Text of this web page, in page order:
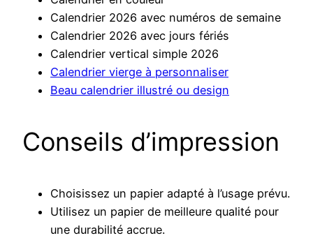
Calendrier 2026 avec numéros de semaine
Calendrier 2026 avec jours fériés
Calendrier vertical simple 2026
Calendrier vierge à personnaliser
Beau calendrier illustré ou design
Conseils d’impression
Choisissez un papier adapté à l’usage prévu.
Utilisez un papier de meilleure qualité pour
une durabilité accrue.